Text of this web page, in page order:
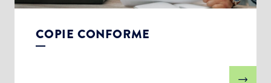
COPIE CONFORME